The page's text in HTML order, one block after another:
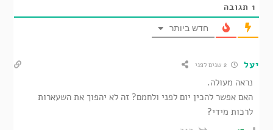
1 תגובה
חדש ביותר
יעל
נראה מעולה.
האם אפשר להכין יום לפני ולחמם? זה לא יהפוך את השעארות
לרכות מידי?